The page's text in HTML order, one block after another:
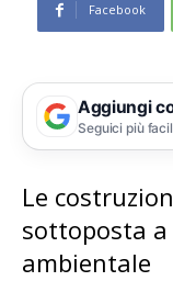
Facebook
Aggiungi
Seguici più
Le
sottoposta a
ambientale